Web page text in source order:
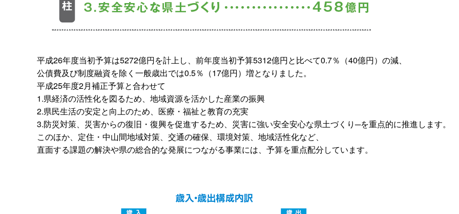
平成26年度当初予算は5272億円を計上し、前年度当初予算5312億円と比べて0.7％（40億円）の減、
公債費及び制度融資を除く一般歳出では0.5％（17億円）増となりました。
平成25年度2月補正予算と合わせて
1.県経済の活性化を図るため、地域資源を活かした産業の振興
2.県民生活の安定と向上のため、医療・福祉と教育の充実
3.防災対策、災害からの復旧・復興を促進するため、災害に強い安全安心な県土づくり─を重点的に推進します。
このほか、定住・中山間地域対策、交通の確保、環境対策、地域活性化など、
直面する課題の解決や県の総合的な発展につながる事業には、予算を重点配分しています。